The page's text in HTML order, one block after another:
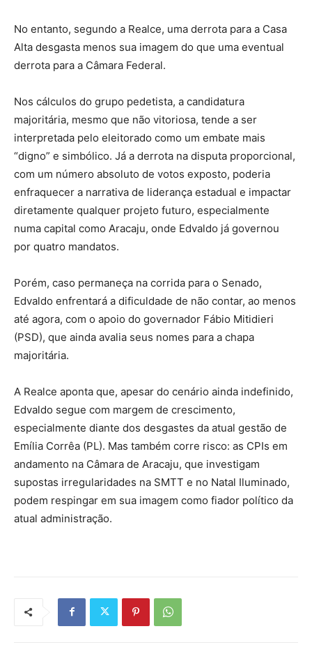
No entanto, segundo a Realce, uma derrota para a Casa
Alta desgasta menos sua imagem do que uma eventual
derrota para a Câmara Federal.
Nos cálculos do grupo pedetista, a candidatura
majoritária, mesmo que não vitoriosa, tende a ser
interpretada pelo eleitorado como um embate mais
“digno” e simbólico. Já a derrota na disputa proporcional,
com um número absoluto de votos exposto, poderia
enfraquecer a narrativa de liderança estadual e impactar
diretamente qualquer projeto futuro, especialmente
numa capital como Aracaju, onde Edvaldo já governou
por quatro mandatos.
Porém, caso permaneça na corrida para o Senado,
Edvaldo enfrentará a dificuldade de não contar, ao menos
até agora, com o apoio do governador Fábio Mitidieri
(PSD), que ainda avalia seus nomes para a chapa
majoritária.
A Realce aponta que, apesar do cenário ainda indefinido,
Edvaldo segue com margem de crescimento,
especialmente diante dos desgastes da atual gestão de
Emília Corrêa (PL). Mas também corre risco: as CPIs em
andamento na Câmara de Aracaju, que investigam
supostas irregularidades na SMTT e no Natal Iluminado,
podem respingar em sua imagem como fiador político da
atual administração.